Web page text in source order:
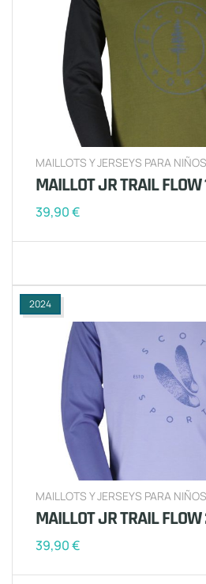
MAILLOTS Y JERSEYS PARA NIÑOS
MAILLOT JR TRAIL FLOW
39,90€
2024
MAILLOTS Y JERSEYS PARA NIÑOS
MAILLOT JR TRAIL
39,90€